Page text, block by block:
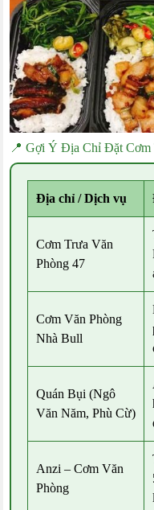
📍 Gợi Ý Địa Chỉ Đặt Cơm
Địa chỉ / Dịch vụ
Cơm Trưa Văn
Phòng 47
Cơm Văn Phòng
Nhà Bull
Quán Bụi (Ngô
Văn Năm, Phù Cừ)
Anzi – Cơm Văn
Phòng